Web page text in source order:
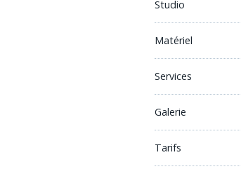
Studio
Matériel
Services
Galerie
Tarifs